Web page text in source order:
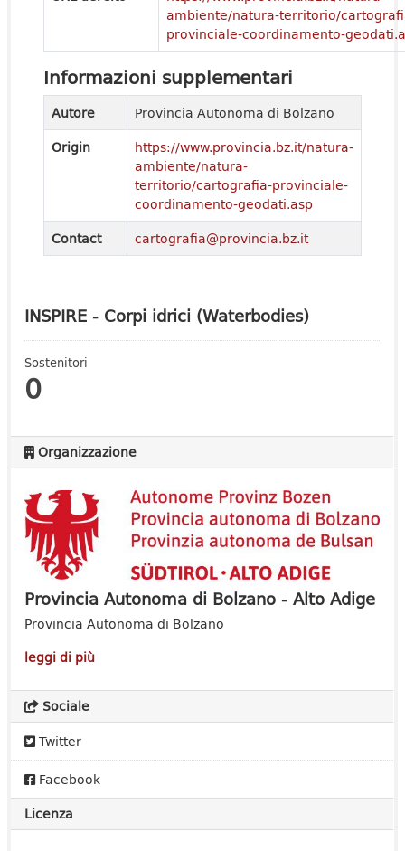
INSPIRE - Corpi idrici (Waterbodies)
Sostenitori
0
Organizzazione
Provincia Autonoma di Bolzano - Alto Adige
Provincia Autonoma di Bolzano
leggi di più
Sociale
Twitter
Facebook
Licenza
ambiente/natura-territorio/
provinciale-coordinamento-
Informazioni supplementari
Autore
Provincia Autonoma di Bolzano
Origin
https://www.provincia.bz.it/natura-
ambiente/natura-
territorio/cartografia-provinciale-
coordinamento-geodati.asp
Contact
cartografia@provincia.bz.it